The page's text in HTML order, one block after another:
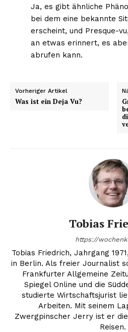
Ja, es gibt ähnliche
bei dem eine bekannte
erscheint, und Presque-
an etwas erinnert, es
abrufen kann.
Vorheriger Artikel
Was ist ein Deja Vu?
Tobias
https://
Tobias Friedrich, Jahrgang
in Berlin. Als freier Journalist
Frankfurter Allgemeine
Spiegel Online und die
studierte Wirtschaftsjurist
Arbeiten. Mit seinem
Zwergpinscher Jerry ist er
Reisen.